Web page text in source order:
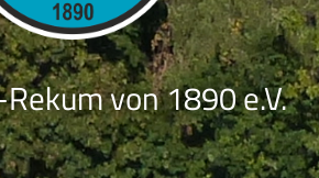
von 1890 e.V.